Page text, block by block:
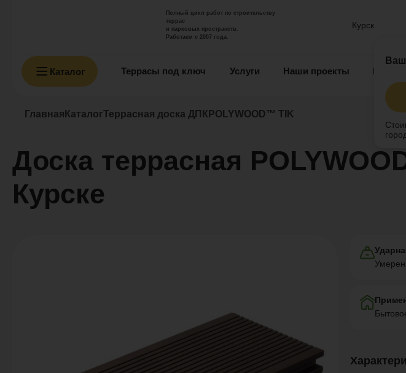
Полный цикл работ по строительству
террас
и парковых пространств.
Работаем с 2007 года.
Курск
Каталог Террасы под ключ Услуги Наши проекты
Главная КаталогТеррасная доска ДПК POLYWOOD™ TIK
Доска террасная
Курске